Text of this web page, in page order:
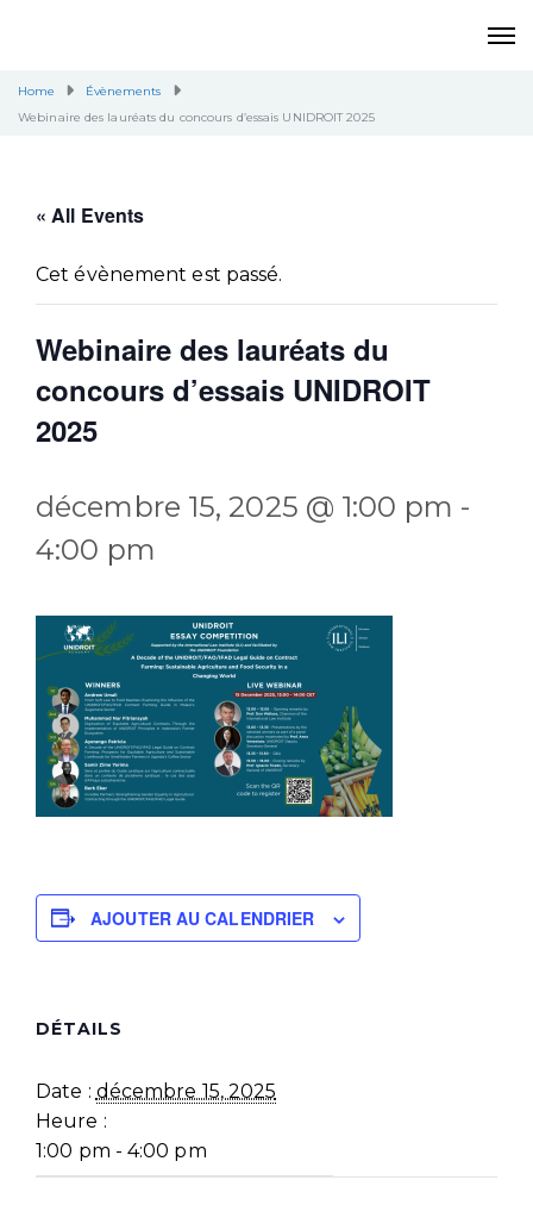
Home
Évènements
Webinaire des lauréats du concours d’essais UNIDROIT 2025
« All Events
Cet évènement est passé.
Webinaire des lauréats du
concours d’essais UNIDROIT
2025
décembre 15, 2025 @ 1:00 pm -
4:00 pm
AJOUTER AU CALENDRIER
DÉTAILS
Date : décembre 15, 2025
Heure :
1:00 pm - 4:00 pm